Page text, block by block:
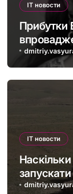
IT новости
Прибутки
офшорів:
IT новости
запускати